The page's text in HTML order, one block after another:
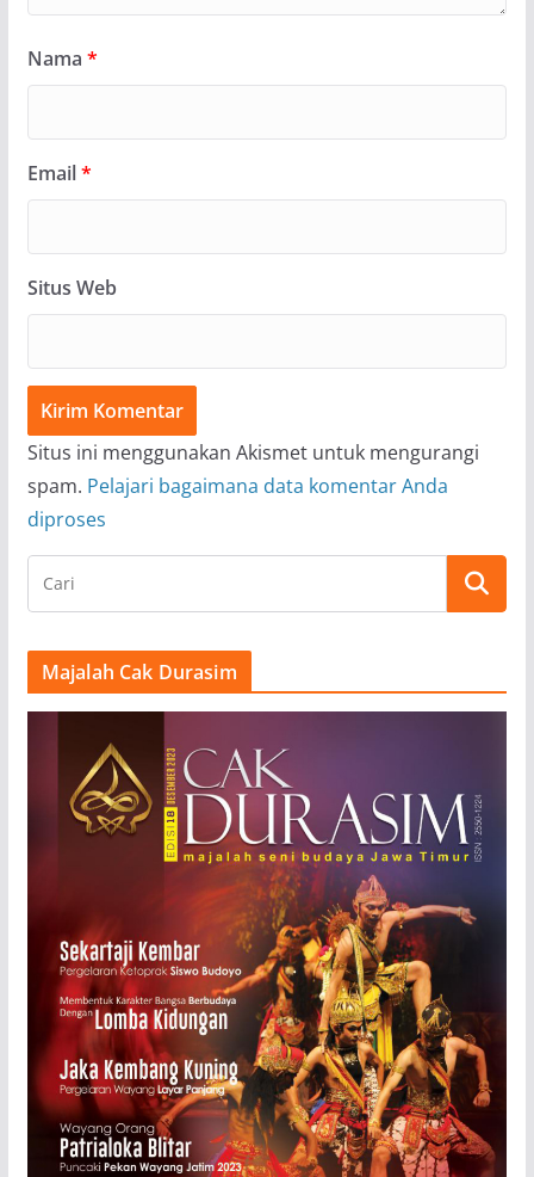
Nama *
Email*
Situs Web
Situs ini menggunakan Akismet untuk mengurangi
spam. Pelajari bagaimana data komentar Anda
diproses
Majalah Cak Durasim